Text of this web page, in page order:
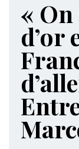
«
d’or